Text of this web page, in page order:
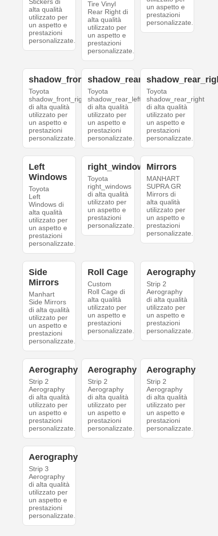
Stickers di
alta qualità
utilizzato per
un aspetto e
prestazioni
personalizzate.
Tire Vinyl
Rear Right di
alta qualità
utilizzato per
un aspetto e
prestazioni
personalizzate.
un aspetto e
prestazioni
personalizzate.
shadow_front_right
Toyota
shadow_front_right
di alta qualità
utilizzato per
un aspetto e
prestazioni
personalizzate.
shadow_rear_left
Toyota
shadow_rear_left
di alta qualità
utilizzato per
un aspetto e
prestazioni
personalizzate.
Toyota
shadow_rear_right
di alta qualità
utilizzato per
un aspetto e
prestazioni
personalizzate.
Left
Windows
Toyota
Left
Windows di
alta qualità
utilizzato per
un aspetto e
prestazioni
personalizzate.
right_windows
Toyota
right_windows
di alta qualità
utilizzato per
un aspetto e
prestazioni
personalizzate.
Mirrors
MANHART
SUPRA GR
Mirrors di
alta qualità
utilizzato per
un aspetto e
prestazioni
personalizzate.
Side
Mirrors
Manhart
Side Mirrors
di alta qualità
utilizzato per
un aspetto e
prestazioni
personalizzate.
Roll Cage
Custom
Roll Cage di
alta qualità
utilizzato per
un aspetto e
prestazioni
personalizzate.
Aerography
Strip 2
Aerography
di alta qualità
utilizzato per
un aspetto e
prestazioni
personalizzate.
Aerography
Strip 2
Aerography
di alta qualità
utilizzato per
un aspetto e
prestazioni
personalizzate.
Aerography
Strip 2
Aerography
di alta qualità
utilizzato per
un aspetto e
prestazioni
personalizzate.
Aerography
Strip 2
Aerography
di alta qualità
utilizzato per
un aspetto e
prestazioni
personalizzate.
Aerography
Strip 3
Aerography
di alta qualità
utilizzato per
un aspetto e
prestazioni
personalizzate.